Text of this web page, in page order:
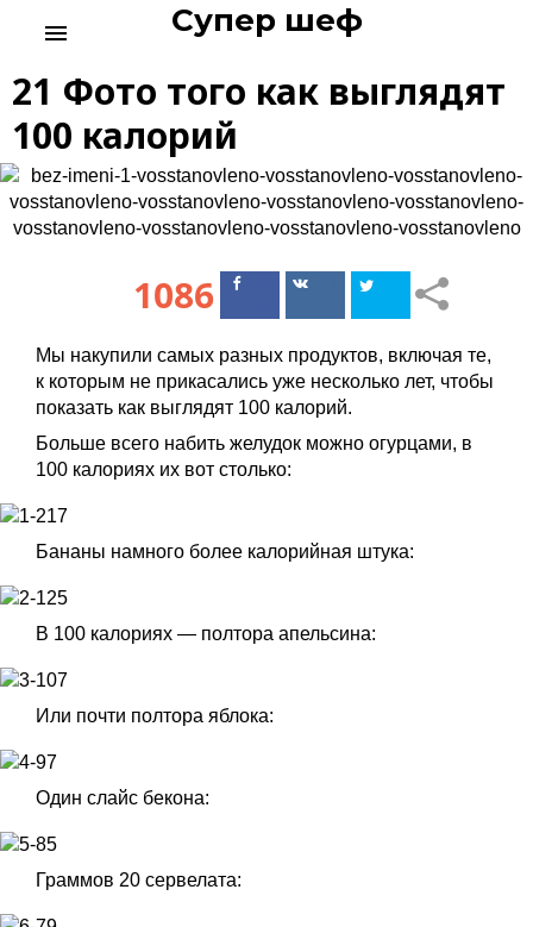
c
o
Супер шеф
menu
21 Фото того как выглядят
100 калорий
1086
ПоделитьсяПоделиться
Мы накупили самых разных продуктов, включая те,
к которым не прикасались уже несколько лет, чтобы
показать как выглядят 100 калорий.
Больше всего набить желудок можно огурцами, в
100 калориях их вот столько:
Бананы намного более калорийная штука:
В 100 калориях — полтора апельсина:
Или почти полтора яблока:
Один слайс бекона:
Граммов 20 сервелата: